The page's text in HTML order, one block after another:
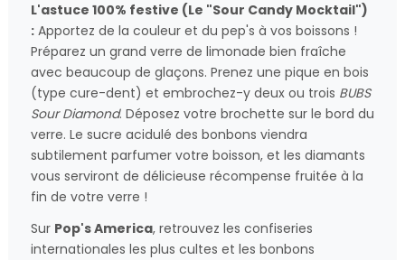
L'astuce 100% festive (Le "Sour Candy Mocktail")
: Apportez de la couleur et du pep's à vos boissons !
Préparez un grand verre de limonade bien fraîche
avec beaucoup de glaçons. Prenez une pique en bois
(type cure-dent) et embrochez-y deux ou trois BUBS
Sour Diamond. Déposez votre brochette sur le bord du
verre. Le sucre acidulé des bonbons viendra
subtilement parfumer votre boisson, et les diamants
vous serviront de délicieuse récompense fruitée à la
fin de votre verre !
Sur Pop's America, retrouvez les confiseries
internationales les plus cultes et les bonbons